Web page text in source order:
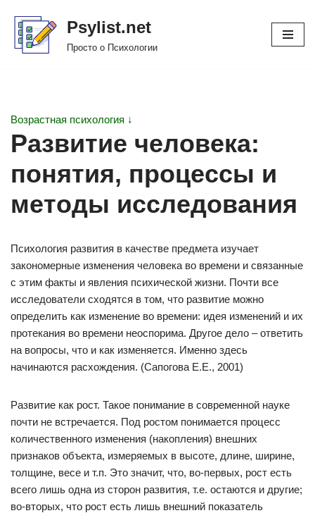
Перейти
Psylist.net
Просто о Психологии
Возрастная психология ↓
Развитие человека:
понятия, процессы и
методы исследования
Психология развития в качестве предмета изучает
закономерные изменения человека во времени и связанные
с этим факты и явления психической жизни. Почти все
исследователи сходятся в том, что развитие можно
определить как изменение во времени: идея изменений и их
протекания во времени неоспорима. Другое дело – ответить
на вопросы, что и как изменяется. Именно здесь
начинаются расхождения. (Сапогова Е.Е., 2001)
Развитие как рост. Такое понимание в современной науке
почти не встречается. Под ростом понимается процесс
количественного изменения (накопления) внешних
признаков объекта, измеряемых в высоте, длине, ширине,
толщине, весе и т.п. Это значит, что, во-первых, рост есть
всего лишь одна из сторон развития, т.е. остаются и другие;
во-вторых, что рост есть лишь внешний показатель